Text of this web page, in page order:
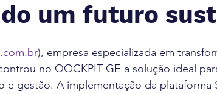
um futuro
), empresa especializada em
no QOCKPIT GE a solução ideal
e gestão. A implementação da plataforma